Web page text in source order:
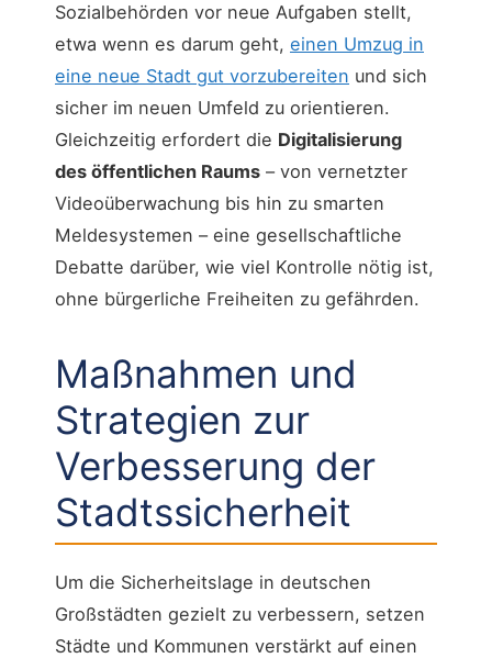
Sozialbehörden vor neue Aufgaben stellt,
etwa wenn es darum geht, einen Umzug in
eine neue Stadt gut vorzubereiten und sich
sicher im neuen Umfeld zu orientieren.
Gleichzeitig erfordert die Digitalisierung
des öffentlichen Raums – von vernetzter
Videoüberwachung bis hin zu smarten
Meldesystemen – eine gesellschaftliche
Debatte darüber, wie viel Kontrolle nötig ist,
ohne bürgerliche Freiheiten zu gefährden.
Maßnahmen und
Strategien zur
Verbesserung der
Stadtssicherheit
Um die Sicherheitslage in deutschen
Großstädten gezielt zu verbessern, setzen
Städte und Kommunen verstärkt auf einen